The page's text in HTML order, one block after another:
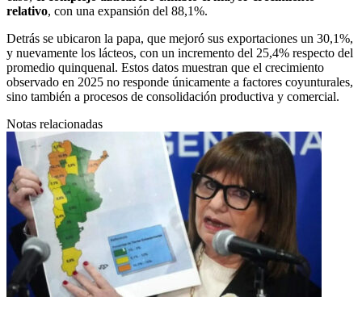
relativo, con una expansión del 88,1%.
Detrás se ubicaron la papa, que mejoró sus exportaciones un 30,1%,
y nuevamente los lácteos, con un incremento del 25,4% respecto del
promedio quinquenal. Estos datos muestran que el crecimiento
observado en 2025 no responde únicamente a factores coyunturales,
sino también a procesos de consolidación productiva y comercial.
Notas relacionadas